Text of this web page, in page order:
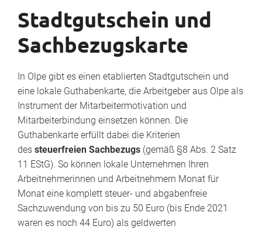
Stadtgutschein und
Sachbezugskarte
In Olpe gibt es einen etablierten Stadtgutschein und
eine lokale Guthabenkarte, die Arbeitgeber aus Olpe als
Instrument der Mitarbeitermotivation und
Mitarbeiterbindung einsetzen können. Die
Guthabenkarte erfüllt dabei die Kriterien
des steuerfreien Sachbezugs (gemäß §8 Abs. 2 Satz
11 EStG). So können lokale Unternehmen Ihren
Arbeitnehmerinnen und Arbeitnehmern Monat für
Monat eine komplett steuer- und abgabenfreie
Sachzuwendung von bis zu 50 Euro (bis Ende 2021
waren es noch 44 Euro) als geldwerten